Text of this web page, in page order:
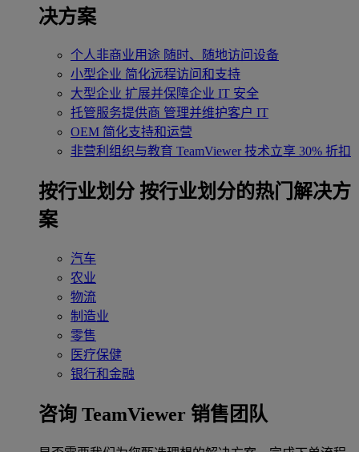
决方案
个人非商业用途 随时、随地访问设备
小型企业 简化远程访问和支持
大型企业 扩展并保障企业 IT 安全
托管服务提供商 管理并维护客户 IT
OEM 简化支持和运营
非营利组织与教育 TeamViewer 技术立享 30% 折扣
‌按行业划分 按行业划分的热门解决方
案
汽车
农业
物流
制造业
零售
医疗保健
银行和金融
咨询 TeamViewer 销售团队